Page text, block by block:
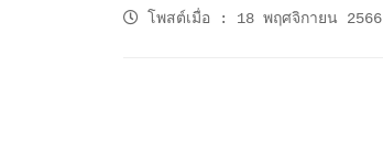
โพสต์เมื่อ : 18 พฤศจิกายน 2566